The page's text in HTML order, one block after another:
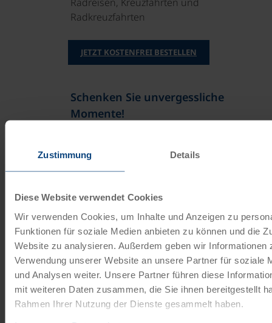
Zustimmung Details
Diese Website verwendet Cookies
Wir verwenden Cookies, um Inhalte und Anzeigen zu
Funktionen für soziale Medien anbieten zu können und die
Website zu analysieren. Außerdem geben wir Informationen
Verwendung unserer Website an unsere Partner für soziale
und Analysen weiter. Unsere Partner führen diese
mit weiteren Daten zusammen, die Sie ihnen bereitgestellt
Rahmen Ihrer Nutzung der Dienste gesammelt haben.
Radkreuzfahrten
JETZT KOSTENFREI BESTELLEN
Schenken Sie unvergessliche
Momente!
immer das passende Geschenk.
Newsletter abonnieren
TOP-Angebote, Aktionen - Immer auf dem
aktuellsten Stand!
JETZT ANMELDEN